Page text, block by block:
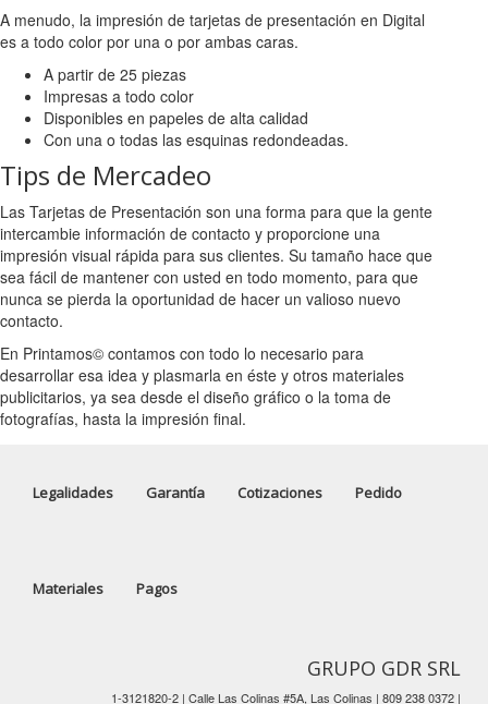
A menudo, la impresión de tarjetas de presentación en Digital
es a todo color por una o por ambas caras.
A partir de 25 piezas
Impresas a todo color
Disponibles en papeles de alta calidad
Con una o todas las esquinas redondeadas.
Tips de Mercadeo
Las Tarjetas de Presentación son una forma para que la gente
intercambie información de contacto y proporcione una
impresión visual rápida para sus clientes. Su tamaño hace que
sea fácil de mantener con usted en todo momento, para que
nunca se pierda la oportunidad de hacer un valioso nuevo
contacto.
En Printamos© contamos con todo lo necesario para
desarrollar esa idea y plasmarla en éste y otros materiales
publicitarios, ya sea desde el diseño gráfico o la toma de
fotografías, hasta la impresión final.
Legalidades Garantía Cotizaciones Pedido
Materiales Pagos
GRUPO GDR SRL
1-3121820-2 | Calle Las Colinas #5A, Las Colinas | 809 238 0372 |